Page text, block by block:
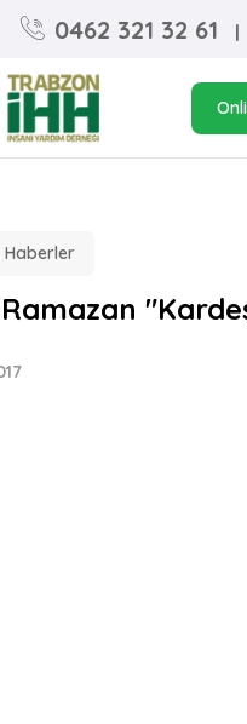
0462 321 32 61 |
Haberler